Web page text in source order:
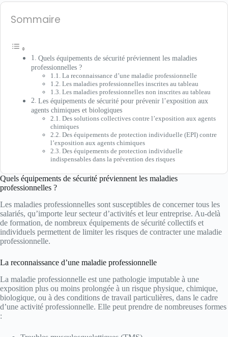
Sommaire
Quels équipements de sécurité préviennent les maladies
professionnelles ?
La reconnaissance d’une maladie professionnelle
Les maladies professionnelles inscrites au tableau
Les maladies professionnelles non inscrites au tableau
Les équipements de sécurité pour prévenir l’exposition aux
agents chimiques et biologiques
Des solutions collectives contre l’exposition aux agents
chimiques
Des équipements de protection individuelle (EPI) contre
l’exposition aux agents chimiques
Des équipements de protection individuelle
indispensables dans la prévention des risques
Quels équipements de sécurité préviennent les maladies
professionnelles ?
Les maladies professionnelles sont susceptibles de concerner tous les
salariés, qu’importe leur secteur d’activités et leur entreprise. Au-delà
de formation, de nombreux équipements de sécurité collectifs et
individuels permettent de limiter les risques de contracter une maladie
professionnelle.
La reconnaissance d’une maladie professionnelle
La maladie professionnelle est une pathologie imputable à une
exposition plus ou moins prolongée à un risque physique, chimique,
biologique, ou à des conditions de travail particulières, dans le cadre
d’une activité professionnelle. Elle peut prendre de nombreuses formes
: